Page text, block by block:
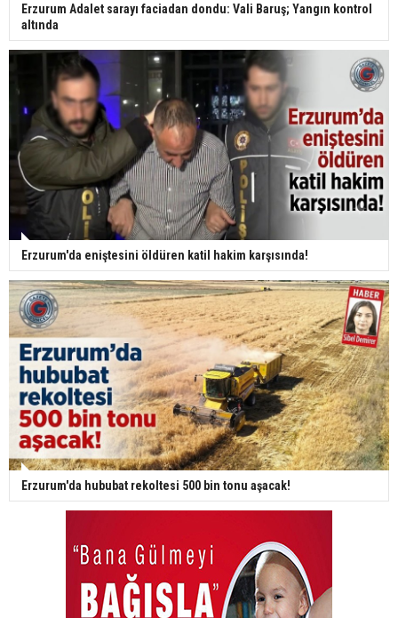
Erzurum Adalet sarayı faciadan dondu: Vali Baruş; Yangın kontrol
altında
Erzurum'da eniştesini öldüren katil hakim karşısında!
Erzurum'da hububat rekoltesi 500 bin tonu aşacak!